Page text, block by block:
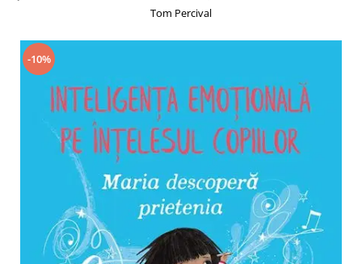
Arte Divinatorii
Astrologie
Chiromantie
Dezvoltare Spirituala
KidConnection
New Illuminati Files
Numerologie
Paranormal
Tom Percival
-10%